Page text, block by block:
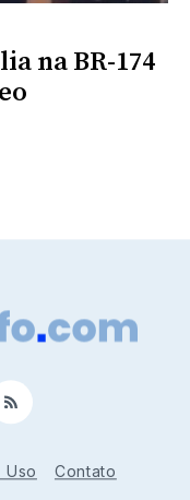
na BR-174
RSS
Uso Contato